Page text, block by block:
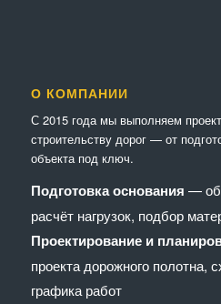
О КОМПАНИИ
С 2015 года мы выполняем
строительству дорог — от
объекта под ключ.
Подготовка основания —
расчёт нагрузок, подбор
Проектирование и
проекта дорожного полотна,
графика работ